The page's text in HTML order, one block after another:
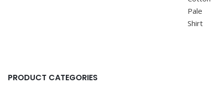
PRODUCT CATEGORIES